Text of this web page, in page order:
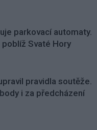
parkovací automaty.
Svaté Hory
pravidla soutěže.
i za předcházení